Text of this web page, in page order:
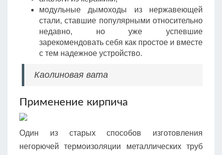
модульные дымоходы из нержавеющей
стали, ставшие популярными относительно
недавно, но уже успевшие
зарекомендовать себя как простое и вместе
с тем надежное устройство.
Каолиновая вата
Применение кирпича
Один из старых способов изготовления
негорючей термоизоляции металлических труб